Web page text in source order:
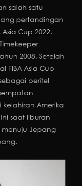
salah satu
pertandingan
Cup 2022,
2008. Setelah
FIBA Asia Cup
peritel
Amerika
saat liburan
menuju Jepang